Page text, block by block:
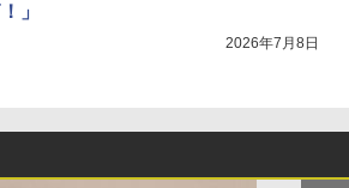
」
2026年7月8日